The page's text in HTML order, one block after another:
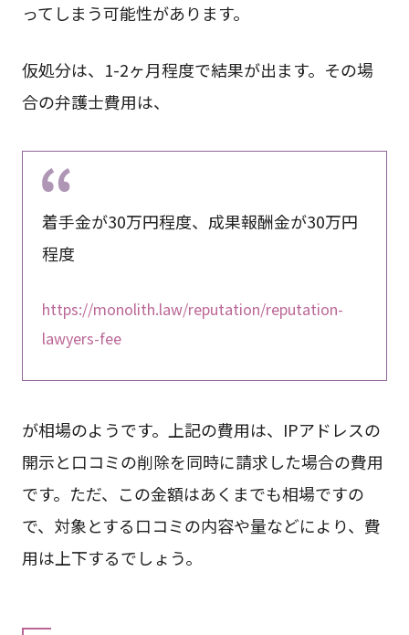
ってしまう可能性があります。
仮処分は、1-2ヶ月程度で結果が出ます。その場
合の弁護士費用は、
着手金が30万円程度、成果報酬金が30万円
程度
https://monolith.law/reputation/reputation-
lawyers-fee
が相場のようです。上記の費用は、IPアドレスの
開示と口コミの削除を同時に請求した場合の費用
です。ただ、この金額はあくまでも相場ですの
で、対象とする口コミの内容や量などにより、費
用は上下するでしょう。